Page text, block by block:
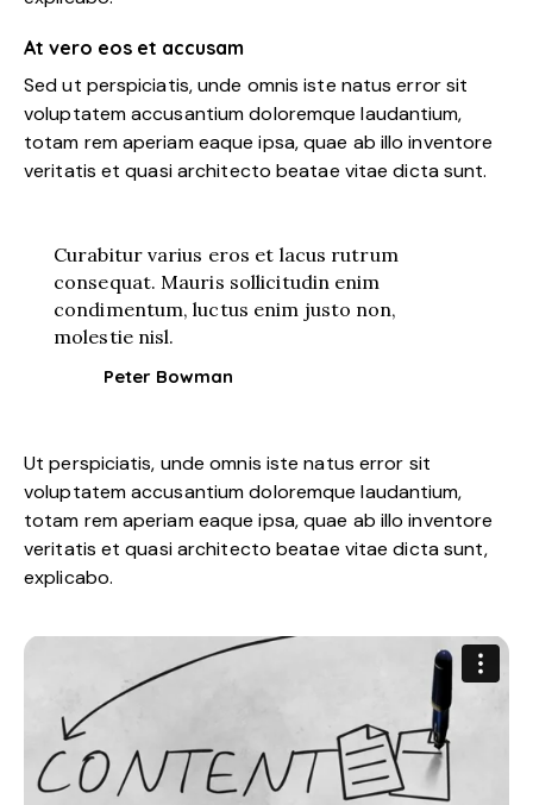
At vero eos et accusam
Sed ut perspiciatis, unde omnis iste natus error sit
voluptatem accusantium doloremque laudantium,
totam rem aperiam eaque ipsa, quae ab illo inventore
veritatis et quasi architecto beatae vitae dicta sunt.
Curabitur varius eros et lacus rutrum
consequat. Mauris sollicitudin enim
condimentum, luctus enim justo non,
molestie nisl.
Peter Bowman
Ut perspiciatis, unde omnis iste natus error sit
voluptatem accusantium doloremque laudantium,
totam rem aperiam eaque ipsa, quae ab illo inventore
veritatis et quasi architecto beatae vitae dicta sunt,
explicabo.